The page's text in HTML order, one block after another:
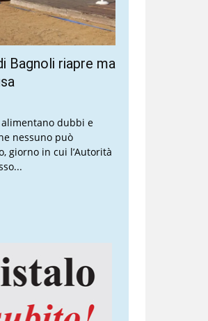
Bagnoli riapre ma
dubbi e
nessuno può
giorno in cui l’Autorità